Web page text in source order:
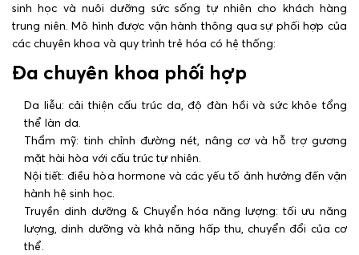
sinh học và nuôi dưỡng sức sống tự nhiên cho khách hàng
trung niên. Mô hình được vận hành thông qua sự phối hợp của
các chuyên khoa và quy trình trẻ hóa có hệ thống:
Đa chuyên khoa phối hợp
Da liễu: cải thiện cấu trúc da, độ đàn hồi và sức khỏe tổng
thể làn da.
Thẩm mỹ: tinh chỉnh đường nét, nâng cơ và hỗ trợ gương
mặt hài hòa với cấu trúc tự nhiên.
Nội tiết: điều hòa hormone và các yếu tố ảnh hưởng đến vận
hành hệ sinh học.
Truyền dinh dưỡng & Chuyển hóa năng lượng: tối ưu năng
lượng, dinh dưỡng và khả năng hấp thu, chuyển đổi của cơ
thể.